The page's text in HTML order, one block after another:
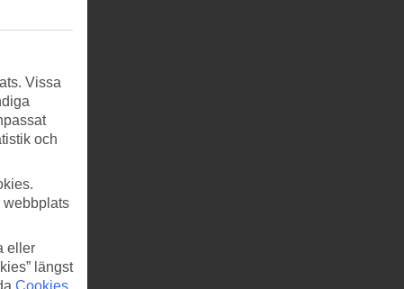
Vissa
och
webbplats
eller
längst